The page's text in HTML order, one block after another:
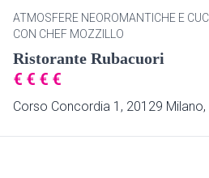
ATMOSFERE NEOROMANTICHE E
CON CHEF MOZZILLO
Ristorante Rubacuori
€ € € €
Corso Concordia 1, 20129